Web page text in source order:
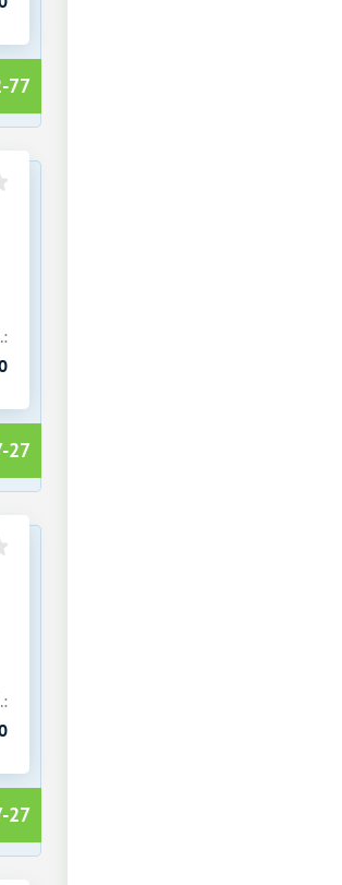
77
27
27